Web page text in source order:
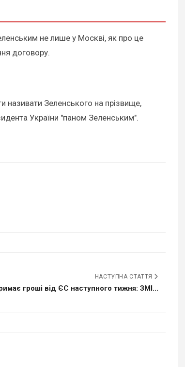
не лише у Москві, як про це
договору.
називати Зеленського на прізвище,
України "паном Зеленським".
НАСТУПНА СТАТТЯ
гроші від ЄС наступного тижня: ЗМІ...